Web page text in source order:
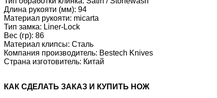
Длина рукояти (мм): 94
Материал рукояти: micarta
Тип замка: Liner-Lock
Вес (гр): 86
Материал клипсы: Сталь
Компания производитель: Bestech Knives
Страна изготовитель: Китай
КАК CДЕЛАТЬ ЗАКАЗ И КУПИТЬ НОЖ